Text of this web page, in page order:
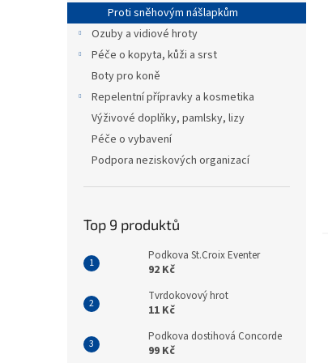
n
e
Proti sněhovým nášlapkům
Ozuby a vidiové hroty
Péče o kopyta, kůži a srst
Boty pro koně
Repelentní přípravky a kosmetika
Výživové doplňky, pamlsky, lizy
Péče o vybavení
Podpora neziskových organizací
Top 9 produktů
Podkova St.Croix Eventer
92 Kč
Tvrdokovový hrot
11 Kč
Podkova dostihová Concorde
99 Kč